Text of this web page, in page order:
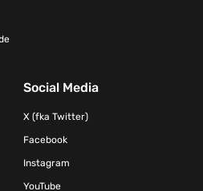
Social Media
X (fka Twitter)
Facebook
Instagram
YouTube